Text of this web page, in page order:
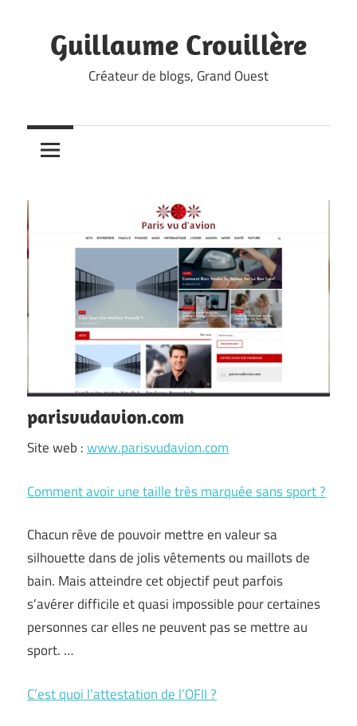
content
Guillaume Crouillère
Créateur de blogs, Grand Ouest
parisvudavion.com
Site web :www.parisvudavion.com
Comment avoir une taille très marquée sans sport ?
Chacun rêve de pouvoir mettre en valeur sa
silhouette dans de jolis vêtements ou maillots de
bain. Mais atteindre cet objectif peut parfois
s’avérer difficile et quasi impossible pour certaines
personnes car elles ne peuvent pas se mettre au
sport. …
C’est quoi l’attestation de l’OFII ?